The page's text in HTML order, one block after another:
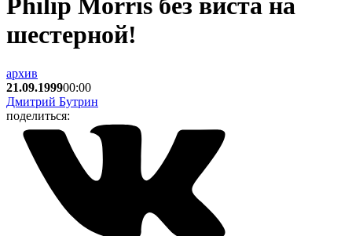
Philip Morris без виста на
шестерной!
архив
21.09.199900:00
Дмитрий Бутрин
поделиться: